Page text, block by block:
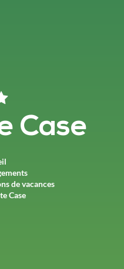
Case
de vacances
Case